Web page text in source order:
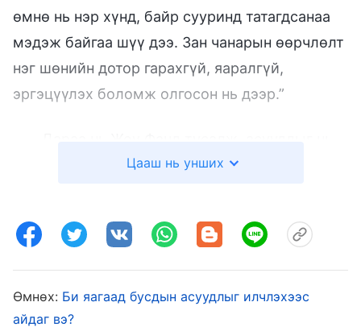
өмнө нь нэр хүнд, байр сууринд татагдсанаа
мэдэж байгаа шүү дээ. Зан чанарын өөрчлөлт
нэг шөнийн дотор гарахгүй, яаралгүй,
эргэцүүлэх боломж олгосон нь дээр.”
хэлж өгөхгүй байгаагаа бодох болгонд
хязгаарлагдалгүй, үнэнийг хэлэхэд минь залж
чиглүүлээч гэж гуйсан. Дараагийн хэдэн өдөр
нь миний үзсэн нэг гэрчлэлийн видеонд гол
дүрийн баатрынх нь туршлага минийхтэй
Цааш нь унших
Өмнөх: Би яагаад бусдын асуудлыг илчлэхээс
айдаг вэ?